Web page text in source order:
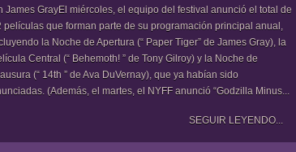
James GrayEl miércoles, el equipo del festival anunció el total de
películas que forman parte de su programación principal anual,
la Noche de Apertura (“ Paper Tiger” de James Gray), la
Central (“ Behemoth! ” de Tony Gilroy) y la Noche de
(“ 14th ” de Ava DuVernay), que ya habían sido
(Además, el martes, el NYFF anunció “Godzilla Minus...
SEGUIR LEYENDO...